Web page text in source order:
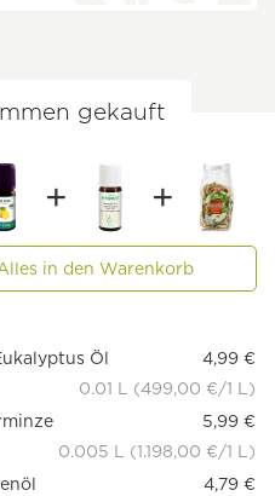
gekauft
in den Warenkorb
Öl
4,99 €
0.01 L (499,00 €/1 L)
5,99 €
0.005 L (1.198,00 €/1 L)
4,79 €